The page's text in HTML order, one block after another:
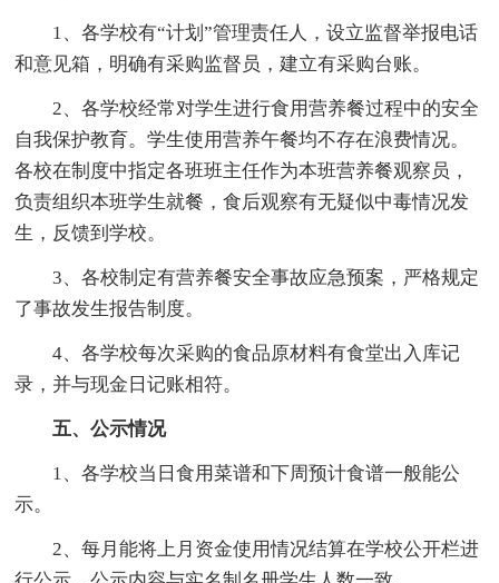
1、各学校有“计划”管理责任人，设立监督举报电话
和意见箱，明确有采购监督员，建立有采购台账。
2、各学校经常对学生进行食用营养餐过程中的安全
自我保护教育。学生使用营养午餐均不存在浪费情况。
各校在制度中指定各班班主任作为本班营养餐观察员，
负责组织本班学生就餐，食后观察有无疑似中毒情况发
生，反馈到学校。
3、各校制定有营养餐安全事故应急预案，严格规定
了事故发生报告制度。
4、各学校每次采购的食品原材料有食堂出入库记
录，并与现金日记账相符。
五、公示情况
1、各学校当日食用菜谱和下周预计食谱一般能公
示。
2、每月能将上月资金使用情况结算在学校公开栏进